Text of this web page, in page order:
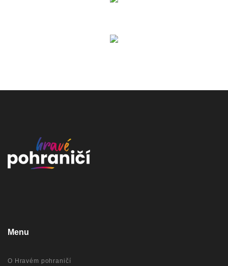
Menu
O Hravém pohraničí